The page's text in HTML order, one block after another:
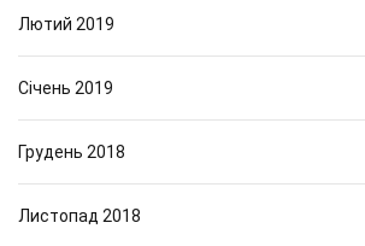
Лютий 2019
Січень 2019
Грудень 2018
Листопад 2018